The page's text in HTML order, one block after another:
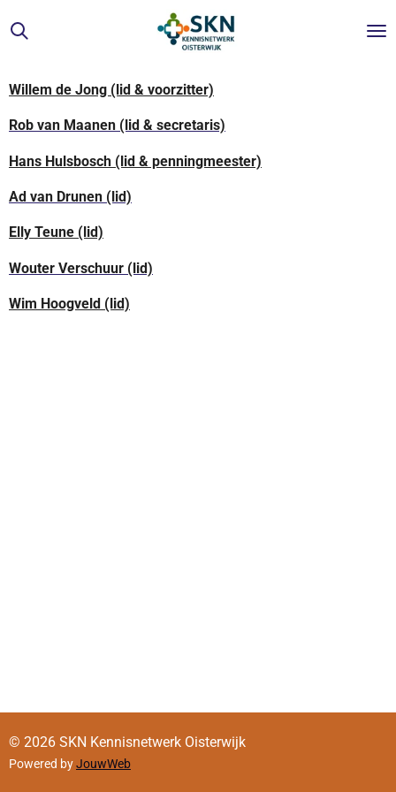
Ga
direct
de
Willem de Jong (lid & voorzitter)
Rob van Maanen (lid & secretaris)
Hans Hulsbosch (lid & penningmeester)
Ad van Drunen (lid)
Elly Teune (lid)
Wouter Verschuur (lid)
Wim Hoogveld (lid)
© 2026 SKN Kennisnetwerk Oisterwijk
Powered byJouwWeb